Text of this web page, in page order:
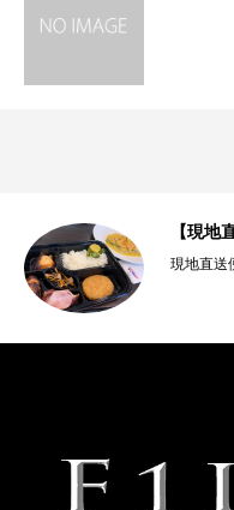
【現地
現地直送